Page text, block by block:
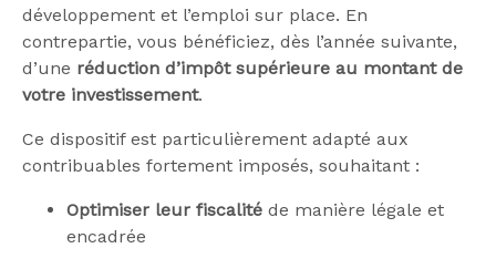
développement et l’emploi sur place. En
contrepartie, vous bénéficiez, dès l’année suivante,
d’une réduction d’impôt supérieure au montant de
votre investissement.
Ce dispositif est particulièrement adapté aux
contribuables fortement imposés, souhaitant :
Optimiser leur fiscalité de manière légale et
encadrée